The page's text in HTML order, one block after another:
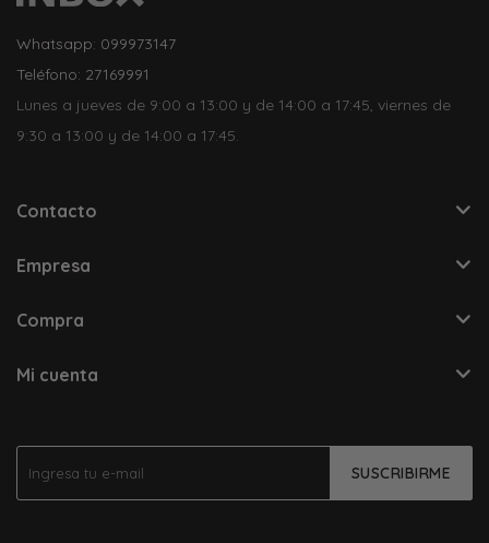
SUSCRIBIRME
Whatsapp: 099973147
Teléfono: 27169991
Lunes a jueves de 9:00 a 13:00 y de 14:00 a 17:45, viernes de
9:30 a 13:00 y de 14:00 a 17:45.
Contacto
Empresa
Compra
Mi cuenta